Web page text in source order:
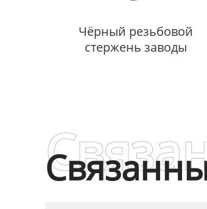
Чёрный резьбовой
стержень заводы